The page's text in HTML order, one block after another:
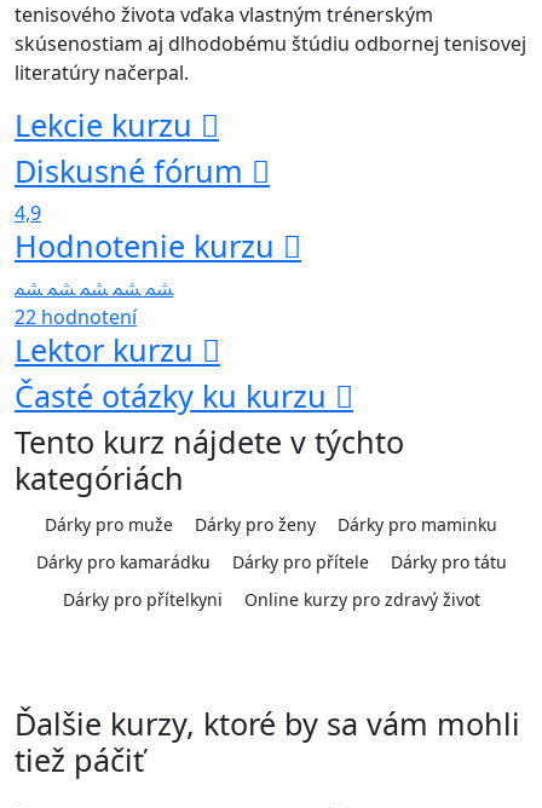
tenisového života vďaka vlastným trénerským
skúsenostiam aj dlhodobému štúdiu odbornej tenisovej
literatúry načerpal.
Lekcie kurzu
Diskusné fórum
4,9
Hodnotenie kurzu
22 hodnotení
Lektor kurzu
Časté otázky ku kurzu
Tento kurz nájdete v týchto
kategóriách
Dárky pro muže Dárky pro ženy
Dárky pro maminku
Dárky pro kamarádku
Dárky pro přítele
Dárky pro tátu
Dárky pro přítelkyni
Online kurzy pro zdravý život
Ďalšie kurzy, ktoré by sa vám mohli
tiež páčiť